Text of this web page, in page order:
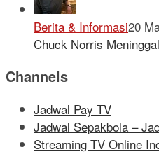
Berita & Informasi20
Chuck Norris
Channels
Jadwal Pay TV
Jadwal Sepakbola –
Streaming TV Online